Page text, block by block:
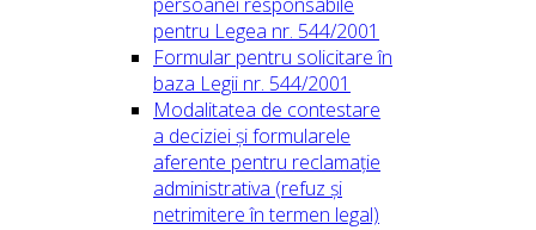
pentru Legea nr. 544/2001
Formular pentru solicitare în
baza Legii nr. 544/2001
Modalitatea de contestare
a deciziei și formularele
aferente pentru reclamație
administrativa (refuz și
netrimitere în termen legal)